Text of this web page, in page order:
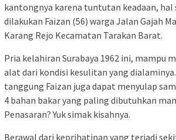
kantongnya karena tuntutan keadaan, hal
dilakukan Faizan (56) warga Jalan Gajah
Karang Rejo Kecamatan Tarakan Barat.
Pria kelahiran Surabaya 1962 ini, mampu
alat dari kondisi kesulitan yang
tanggung Faizan juga dapat menyulap
4 bahan bakar yang paling dibutuhkan
Penasaran? Yuk simak kisahnya.
Berawal dari keprihatinan yang terjadi